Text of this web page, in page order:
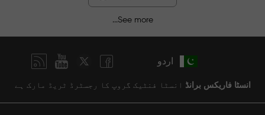
See more...
اردو
انسٹا فاریکس برانڈ انسٹا فنٹیک گروپ کا رجسٹرڈ ٹریڈ مارک ہے